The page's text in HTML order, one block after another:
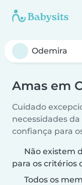
Amas em
Cuidado
necessidades
confiança para
Não existem
para os critérios
Todos os